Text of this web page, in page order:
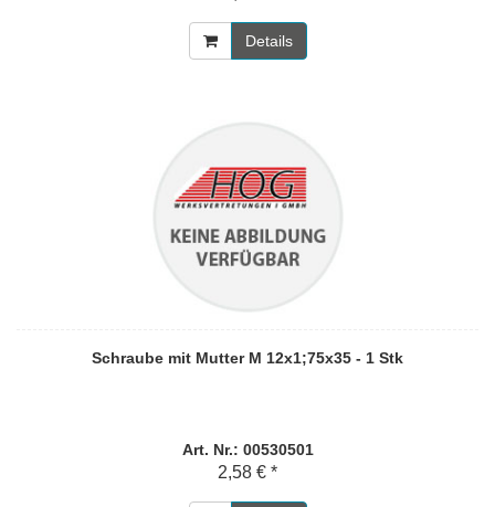
Details
Schraube mit Mutter M 12x1;75x35 - 1 Stk
Art. Nr.: 00530501
2,58 € *